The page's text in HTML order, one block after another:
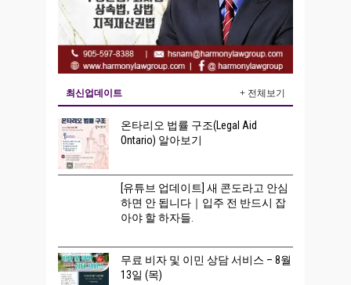
최신업데이트 + 전체보기
온타리오 법률 구조(Legal Aid
Ontario) 알아보기
[유튜브 업데이트] 새 콘도라고 안심
하면 안 됩니다｜입주 전 반드시 잡
아야 할 하자들.
무료 비자 및 이민 상담 서비스 – 8월
13일 (목)